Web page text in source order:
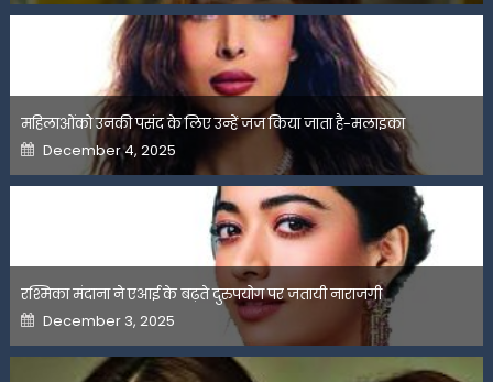
महिलाओंको उनकी पसंद के लिए उन्हें जज किया जाता है-मलाइका
Posted
on
December 4, 2025
रश्मिका मंदाना ने एआई के बढ़ते दुरुपयोग पर जतायी नाराजगी
Posted
on
December 3, 2025